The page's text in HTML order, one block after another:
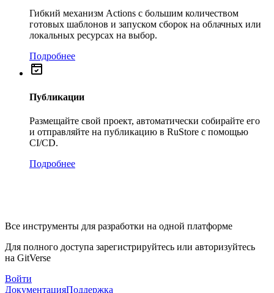
Гибкий механизм Actions с большим количеством
готовых шаблонов и запуском сборок на облачных или
локальных ресурсах на выбор.
Подробнее
Публикации
Размещайте свой проект, автоматически собирайте его
и отправляйте на публикацию в RuStore с помощью
CI/CD.
Подробнее
Все инструменты для разработки на одной платформе
Для полного доступа зарегистрируйтесь или авторизуйтесь
на GitVerse
Войти
ДокументацияПоддержка